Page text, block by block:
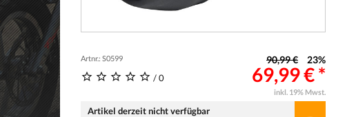
Artnr.: S0599 90,99 € 23%
/ 0 69,99 € *
inkl. 19% Mwst.
Artikel derzeit nicht verfügbar